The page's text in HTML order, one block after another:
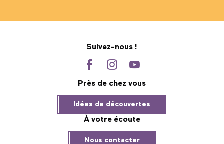
Suivez-nous !
Près de chez vous
Idées de découvertes
À votre écoute
Nous contacter